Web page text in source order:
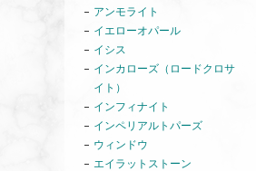
アンモライト
イエローオパール
イシス
インカローズ（ロードクロサ
イト）
インフィナイト
インペリアルトパーズ
ウィンドウ
エイラットストーン